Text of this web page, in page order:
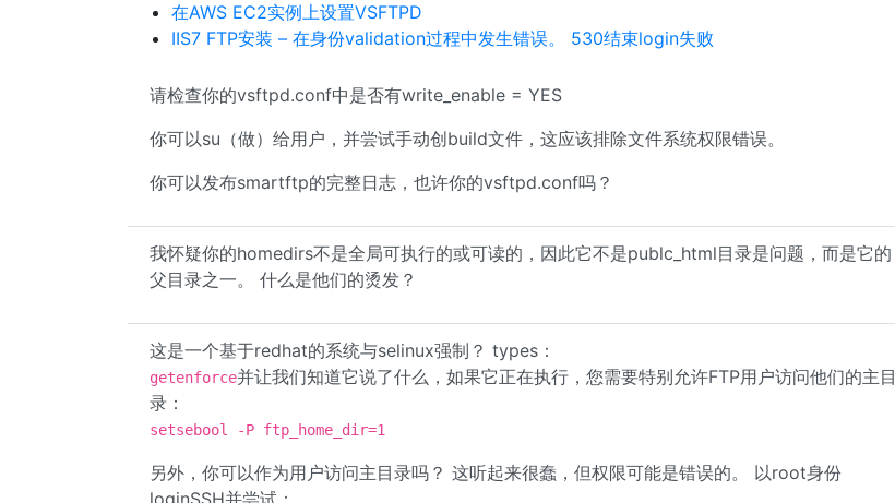
在AWS EC2实例上设置VSFTPD
IIS7 FTP安装 – 在身份validation过程中发生错误。 530结束login失败
请检查你的vsftpd.conf中是否有write_enable = YES
你可以su（做）给用户，并尝试手动创build文件，这应该排除文件系统权限错误。
你可以发布smartftp的完整日志，也许你的vsftpd.conf吗？
我怀疑你的homedirs不是全局可执行的或可读的，因此它不是publc_html目录是问题，而是它的
父目录之一。 什么是他们的烫发？
这是一个基于redhat的系统与selinux强制？ types：
getenforce并让我们知道它说了什么，如果它正在执行，您需要特别允许FTP用户访问他们的主目
录：
setsebool -P ftp_home_dir=1
另外，你可以作为用户访问主目录吗？ 这听起来很蠢，但权限可能是错误的。 以root身份
loginSSH并尝试：